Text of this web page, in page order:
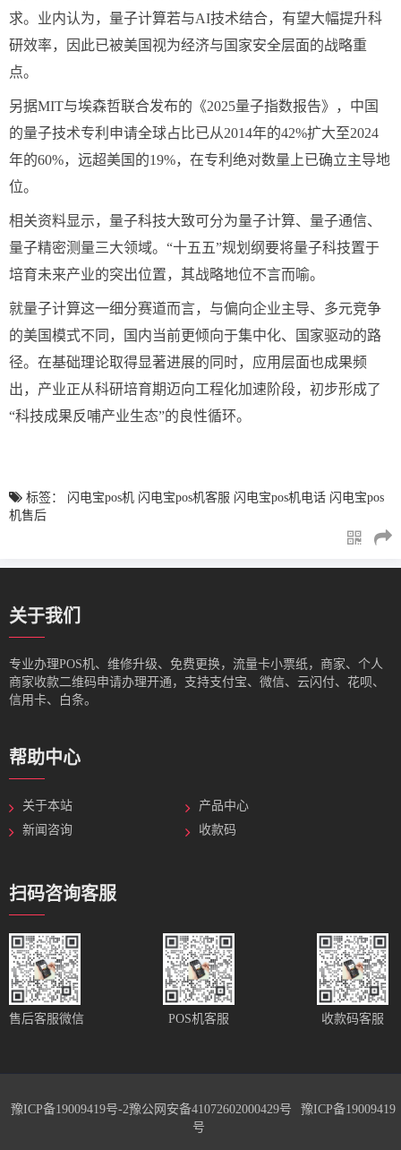
求。业内认为，量子计算若与AI技术结合，有望大幅提升科
研效率，因此已被美国视为经济与国家安全层面的战略重
点。
另据MIT与埃森哲联合发布的《2025量子指数报告》，中国
的量子技术专利申请全球占比已从2014年的42%扩大至2024
年的60%，远超美国的19%，在专利绝对数量上已确立主导地
位。
相关资料显示，量子科技大致可分为量子计算、量子通信、
量子精密测量三大领域。“十五五”规划纲要将量子科技置于
培育未来产业的突出位置，其战略地位不言而喻。
就量子计算这一细分赛道而言，与偏向企业主导、多元竞争
的美国模式不同，国内当前更倾向于集中化、国家驱动的路
径。在基础理论取得显著进展的同时，应用层面也成果频
出，产业正从科研培育期迈向工程化加速阶段，初步形成了
“科技成果反哺产业生态”的良性循环。
标签： 闪电宝pos机 闪电宝pos机客服 闪电宝pos机电话 闪电宝pos
机售后
关于我们
专业办理POS机、维修升级、免费更换，流量卡小票纸，商家、个人
商家收款二维码申请办理开通，支持支付宝、微信、云闪付、花呗、
信用卡、白条。
帮助中心
关于本站
产品中心
新闻咨询
收款码
扫码咨询客服
售后客服微信 POS机客服 收款码客服
豫ICP备19009419号-2豫公网安备41072602000429号
豫ICP备19009419
号